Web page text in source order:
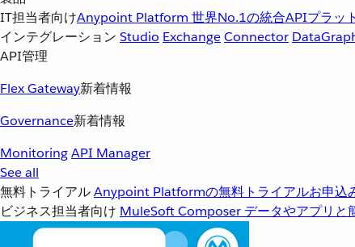
IT担当者向けAnypoint Platform 世界No.1の統合APIプラッ
インテグレーション Studio ExchangeConnector
API管理
Flex Gateway新着情報
Governance新着情報
MonitoringAPI Manager
See all
無料トライアルAnypoint Platformの無料トライアルお申込
ビジネス担当者向け MuleSoft Composer データやアプリと